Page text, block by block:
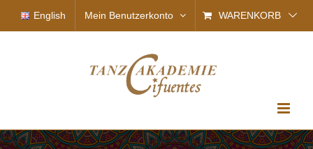
Inhalt
English Mein Benutzerkonto WARENKORB